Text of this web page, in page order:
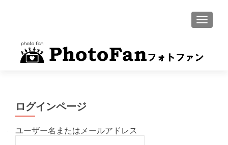
MENU
ログインページ
ユーザー名またはメールアドレス